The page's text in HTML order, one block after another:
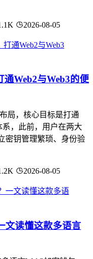
2026-08-05
Web2与Web3的便
局，核心目标是打通
系，此前，用户在两大
密钥管理繁琐、身份验
2026-08-05
文读懂这款多语言